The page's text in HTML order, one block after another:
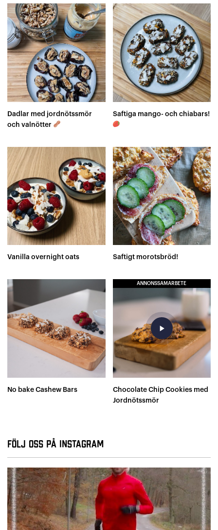
Dadlar med jordnötssmör
och valnötter
Saftiga mango- och chiabars!
Vanilla overnight oats Saftigt morotsbröd!
No bake Cashew Bars
ANNONSSAMARBETE
play_arrow
Chocolate Chip Cookies med
Jordnötssmör
Följ oss på Instagram